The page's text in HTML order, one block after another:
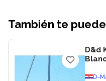
También te
D&d
D-